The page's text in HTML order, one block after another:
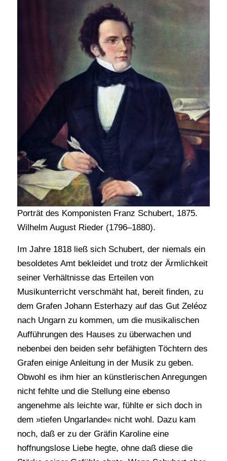
Porträt des Komponisten Franz Schubert, 1875.
Wilhelm August Rieder (1796–1880).
Im Jahre 1818 ließ sich Schubert, der niemals ein
besoldetes Amt bekleidet und trotz der Ärmlichkeit
seiner Verhältnisse das Erteilen von
Musikunterricht verschmäht hat, bereit finden, zu
dem Grafen Johann Esterhazy auf das Gut Zeléoz
nach Ungarn zu kommen, um die musikalischen
Aufführungen des Hauses zu überwachen und
nebenbei den beiden sehr befähigten Töchtern des
Grafen einige Anleitung in der Musik zu geben.
Obwohl es ihm hier an künstlerischen Anregungen
nicht fehlte und die Stellung eine ebenso
angenehme als leichte war, fühlte er sich doch in
dem »tiefen Ungarlande« nicht wohl. Dazu kam
noch, daß er zu der Gräfin Karoline eine
hoffnungslose Liebe hegte, ohne daß diese die